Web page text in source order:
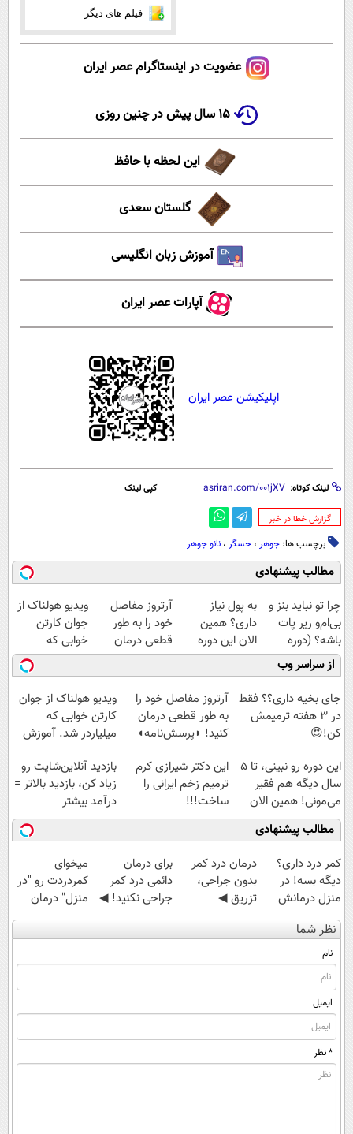
فیلم های دیگر
عضویت در اینستاگرام عصر ایران
۱۵ سال پیش در چنین روزی
این لحظه با حافظ
گلستان سعدی
آموزش زبان انگلیسی
آپارات عصر ایران
اپلیکیشن عصر ایران
لینک کوتاه: کپی لینک
‌گزارش خطا در خبر
برچسب ها: جوهر ، حسگر ، نانو جوهر
مطالب پیشنهادی
چرا تو نباید بنز و
بی‌ام‌و زیر پات
باشه؟ (دوره
رایگان درآمد
میلیاردی)
به پول نیاز
داری؟ همین
الان این دوره
رایگان رو شرکت
کن تا دیر نشده!
آرتروز مفاصل
خود را به طور
قطعی درمان
کنید!
◗پرسش‌نامه◖
ویدیو هولناک از
جوان کارتن
خوابی که
میلیاردر شد.
آموزش رایگان
از سراسر وب
جای بخیه داری؟؟ فقط
در 3 هفته ترمیمش
کن!😍
آرتروز مفاصل خود را
به طور قطعی درمان
کنید! ◗پرسش‌نامه◖
ویدیو هولناک از جوان
کارتن خوابی که
میلیاردر شد. آموزش
این دوره رو نبینی، تا 5
سال دیگه هم فقیر
می‌مونی! همین الان
ثبت نام کن
این دکتر شیرازی کرم
ترمیم زخم ایرانی را
ساخت!!!
بازدید آنلاین‌شاپت رو
زیاد کن، بازدید بالاتر =
درآمد بیشتر
مطالب پیشنهادی
کمر درد داری؟
دیگه بسه! در
منزل درمانش
کن
(◀پرسش‌نامه)
درمان درد کمر
بدون جراحی،
تزریق ◀
پرسش‌نامه رو پر
کن ▶
برای درمان
دائمی درد کمر
جراحی نکنید! ◀
پرسش‌نامه رو پر
کن ▶
میخوای
کمردردت رو "در
منزل" درمان
کنی؟ (◂فیلم +
◂پرسش‌نامه)
نظر شما
نام
ایمیل
* نظر